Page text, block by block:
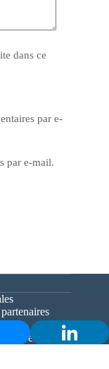
dans ce
par e-
par e-mail.
Web